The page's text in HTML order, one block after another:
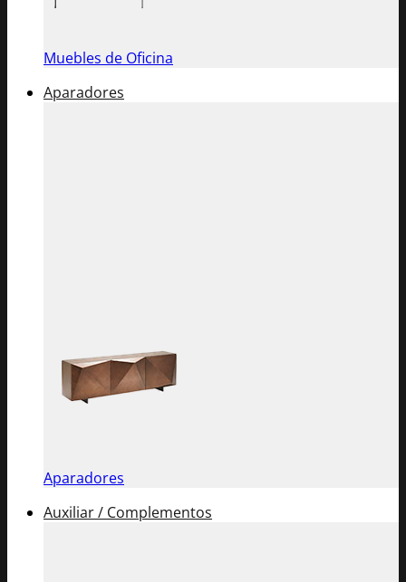
Muebles de Oficina
Aparadores
Aparadores
Auxiliar / Complementos